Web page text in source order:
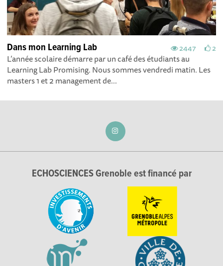
2447 2
Dans mon Learning Lab
L’année scolaire démarre par un café des étudiants au
Learning Lab Promising. Nous sommes vendredi matin. Les
masters 1 et 2 management de...
ECHOSCIENCES Grenoble est financé par